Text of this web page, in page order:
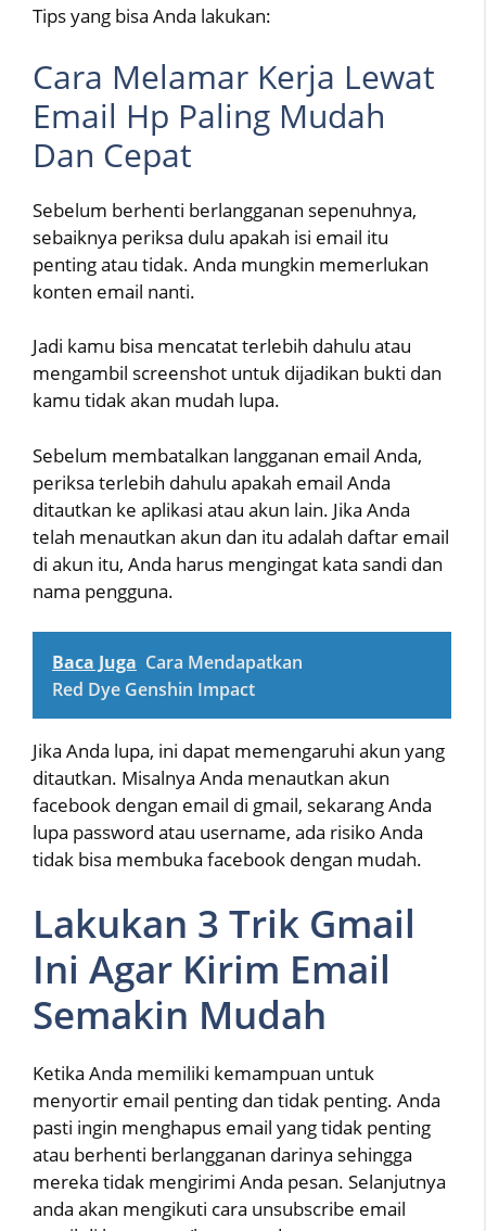
Tips yang bisa Anda lakukan:
Cara Melamar Kerja Lewat
Email Hp Paling Mudah
Dan Cepat
Sebelum berhenti berlangganan sepenuhnya,
sebaiknya periksa dulu apakah isi email itu
penting atau tidak. Anda mungkin memerlukan
konten email nanti.
Jadi kamu bisa mencatat terlebih dahulu atau
mengambil screenshot untuk dijadikan bukti dan
kamu tidak akan mudah lupa.
Sebelum membatalkan langganan email Anda,
periksa terlebih dahulu apakah email Anda
ditautkan ke aplikasi atau akun lain. Jika Anda
telah menautkan akun dan itu adalah daftar email
di akun itu, Anda harus mengingat kata sandi dan
nama pengguna.
Baca Juga Cara Mendapatkan
Red Dye Genshin Impact
Jika Anda lupa, ini dapat memengaruhi akun yang
ditautkan. Misalnya Anda menautkan akun
facebook dengan email di gmail, sekarang Anda
lupa password atau username, ada risiko Anda
tidak bisa membuka facebook dengan mudah.
Lakukan 3 Trik Gmail
Ini Agar Kirim Email
Semakin Mudah
Ketika Anda memiliki kemampuan untuk
menyortir email penting dan tidak penting. Anda
pasti ingin menghapus email yang tidak penting
atau berhenti berlangganan darinya sehingga
mereka tidak mengirimi Anda pesan. Selanjutnya
anda akan mengikuti cara unsubscribe email